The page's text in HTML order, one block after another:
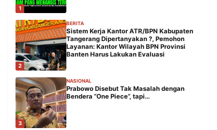
1
2
BERITA
Sistem Kerja Kantor ATR/BPN Kabupaten
Tangerang Dipertanyakan ?, Pemohon
Layanan: Kantor Wilayah BPN Provinsi
Banten Harus Lakukan Evaluasi
3
NASIONAL
Prabowo Disebut Tak Masalah dengan
Bendera “One Piece”, tapi…